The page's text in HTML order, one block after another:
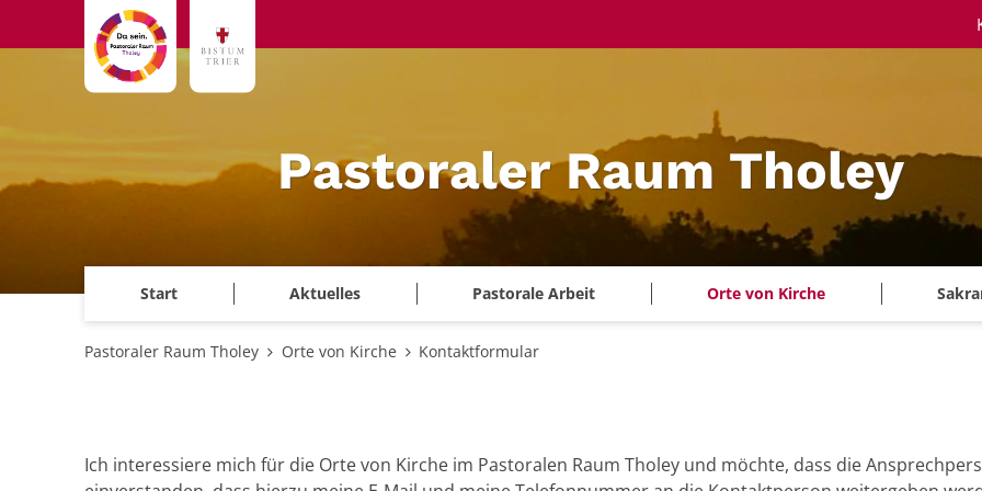
Zum Inhalt springen
Pastoraler Raum Tholey
Start Aktuelles Pastorale Arbeit Orte von Kirche
Pastoraler Raum Tholey Orte von Kirche Kontaktformular
Ich interessiere mich für die Orte von Kirche im Pastoralen Raum Tholey und möchte, dass die